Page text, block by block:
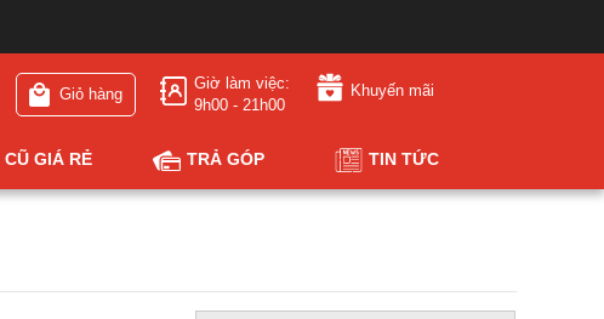
Giỏ hàng
Giờ làm việc:
9h00 - 21h00
Khuyến mãi
CŨ GIÁ RẺ TRẢ GÓP TIN TỨC